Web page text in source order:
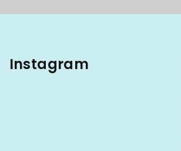
Instagram